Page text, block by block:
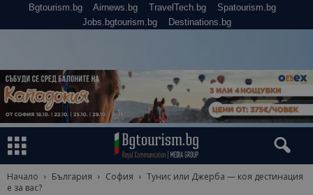
Bgtourism.bg Airnews.bg TravelTech.bg
Spatourism.bg
Jobs.bgtourism.bg
Destinations.bg
Начало България София
Тунис или Джерба — коя дестинация
е за вас?